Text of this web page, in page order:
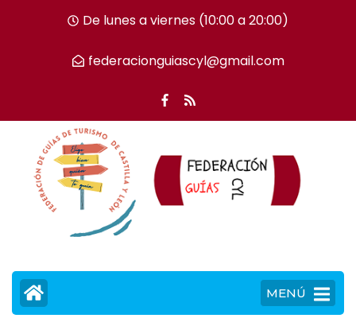
tecla
De lunes a viernes (10:00 a 20:00)
federacionguiascyl@gmail.com
MENÚ